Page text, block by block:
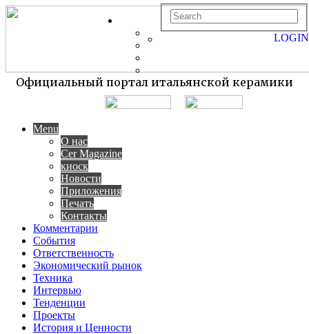
Официальный портал итальянской керамики
Menu
О нас
Cer Magazine
киоск
Новости
Приложения
Печать
Контакты
Комментарии
События
Ответственность
Экономический рынок
Техника
Интервью
Тенденции
Проекты
История и Ценности
LOGIN